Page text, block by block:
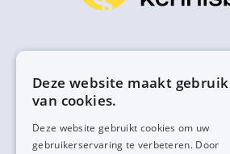
Deze website maakt gebruik
van cookies.
Deze website gebruikt cookies om uw
gebruikerservaring te verbeteren. Door